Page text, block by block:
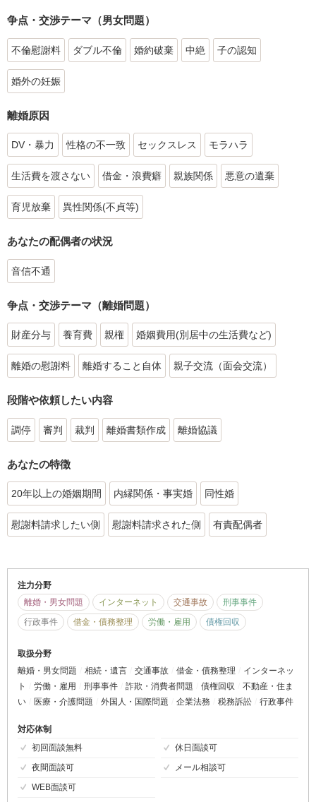
争点・交渉テーマ（男女問題）
不倫慰謝料 ダブル不倫 婚約破棄 中絶 子の認知
婚外の妊娠
離婚原因
DV・暴力 性格の不一致 セックスレス モラハラ
生活費を渡さない 借金・浪費癖 親族関係 悪意の遺棄
育児放棄 異性関係(不貞等)
あなたの配偶者の状況
音信不通
争点・交渉テーマ（離婚問題）
財産分与 養育費 親権 婚姻費用(別居中の生活費など)
離婚の慰謝料 離婚すること自体 親子交流（面会交流）
段階や依頼したい内容
調停 審判 裁判 離婚書類作成 離婚協議
あなたの特徴
20年以上の婚姻期間 内縁関係・事実婚 同性婚
慰謝料請求したい側 慰謝料請求された側 有責配偶者
注力分野
離婚・男女問題
インターネット 交通事故
刑事事件
行政事件
借金・債務整理 労働・雇用 債権回収
取扱分野
離婚・男女問題
相続・遺言 交通事故 借金・債務整理
インターネッ
ト
労働・雇用 刑事事件 詐欺・消費者問題 債権回収
不動産・住ま
い
医療・介護問題 外国人・国際問題 企業法務 税務訴訟 行政事件
対応体制
初回面談無料
休日面談可
夜間面談可
メール相談可
WEB面談可